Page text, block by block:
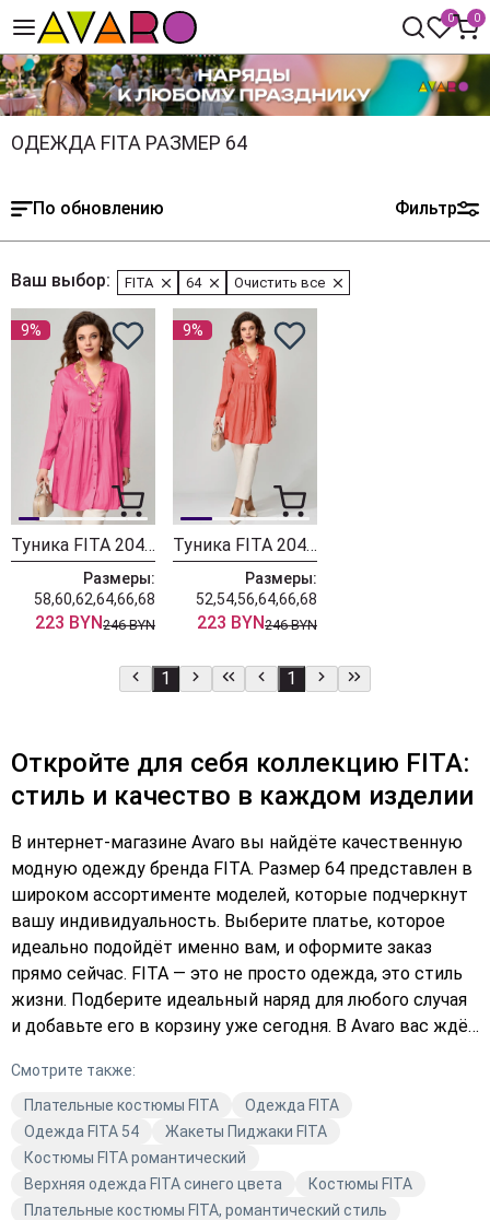
0 0
ОДЕЖДА FITA РАЗМЕР 64
По обновлению Фильтр
Ваш выбор: FITA 64 Очистить все
9%
Туника FITA 20424 розовый
Размеры:
58,60,62,64,66,68
223 BYN246 BYN
9%
Туника FITA 20423 оранж
Размеры:
52,54,56,64,66,68
223 BYN246 BYN
1 1
Откройте для себя коллекцию FITA:
стиль и качество в каждом изделии
В интернет-магазине Avaro вы найдёте качественную
модную одежду бренда FITA. Размер 64 представлен в
широком ассортименте моделей, которые подчеркнут
вашу индивидуальность. Выберите платье, которое
идеально подойдёт именно вам, и оформите заказ
прямо сейчас. FITA — это не просто одежда, это стиль
жизни. Подберите идеальный наряд для любого случая
и добавьте его в корзину уже сегодня. В Avaro вас ждёт
Смотрите также:
Плательные костюмы FITA
Одежда FITA
Одежда FITA 54
Жакеты Пиджаки FITA
Костюмы FITA романтический
Верхняя одежда FITA синего цвета
Костюмы FITA
Плательные костюмы FITA, романтический стиль